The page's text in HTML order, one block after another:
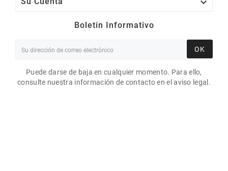
Boletín Informativo
OK
Puede darse de baja en cualquier momento. Para ello,
consulte nuestra información de contacto en el aviso legal.